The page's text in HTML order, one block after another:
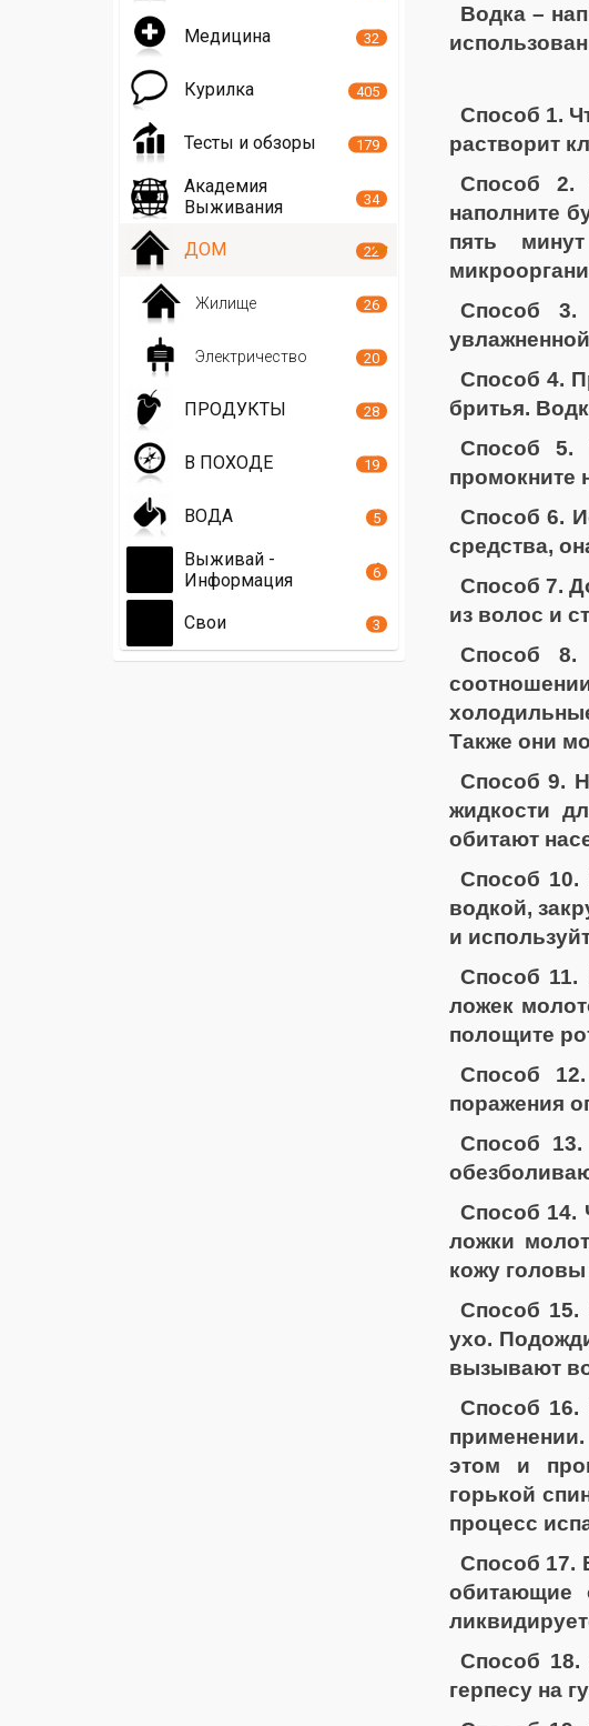
Водка –
Способ 1.
растворит
Способ 2.
наполните
пять
Способ 3.
Способ 4.
бритья.
Способ 5.
промокните
Способ 6.
средства,
Способ 7.
из волос и
Способ 8.
Также они
Способ 9.
жидкости
обитают
Способ 10.
водкой,
и
Способ 11.
ложек
полощите
Способ
поражения
Способ
Способ 14.
ложки
кожу
Способ 15.
ухо.
вызывают
Способ
этом и
горькой
процесс
Способ 17.
обитающие
Способ 18.
герпесу на
Медицина 32
Курилка 405
Тесты и обзоры 179
Академия
Выживания
34
ДОМ 22
Жилище 26
Электричество 20
ПРОДУКТЫ 28
В ПОХОДЕ 19
ВОДА 5
Выживай -
Информация
6
Свои 3